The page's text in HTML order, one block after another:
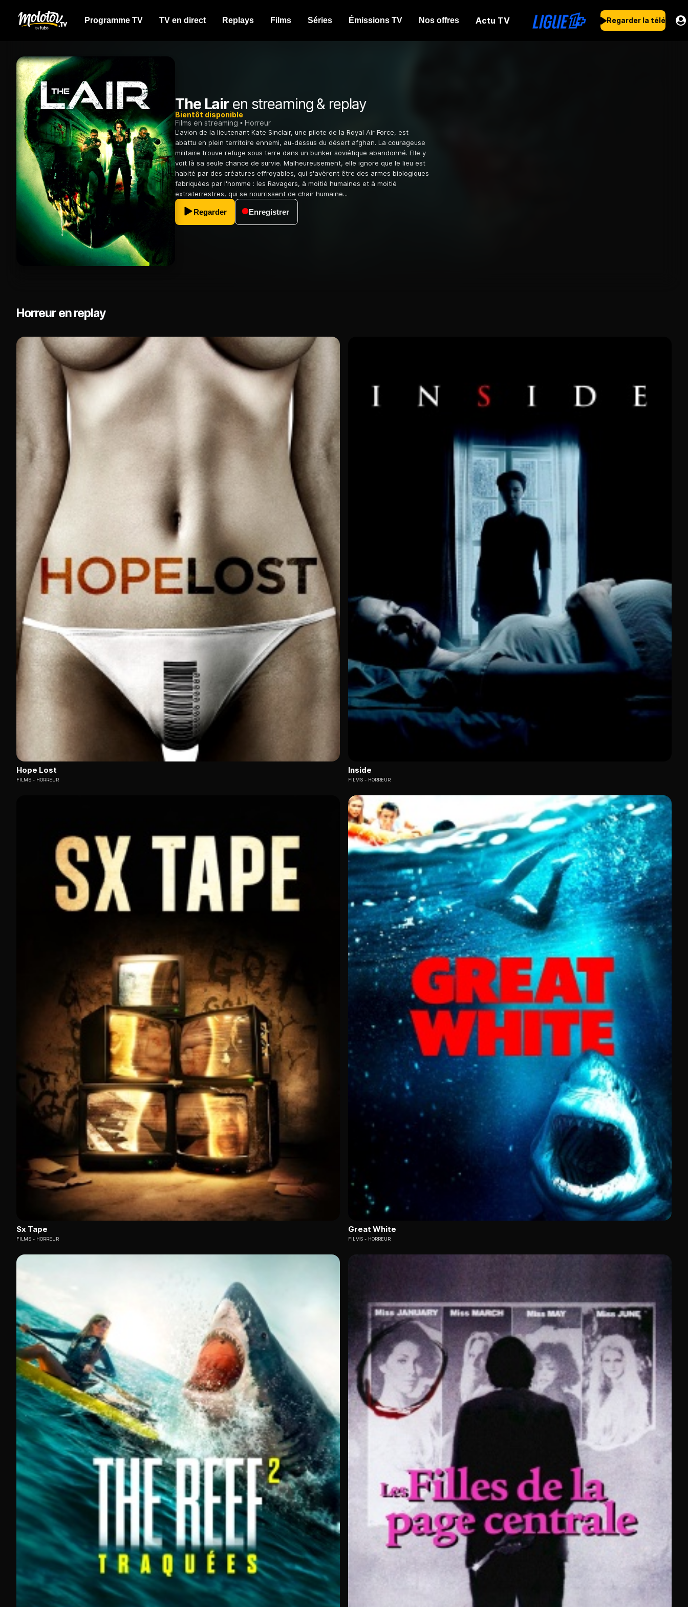
Programme TV TV en direct Replays Films Séries Émissions TV Nos offres Actu TV Regarder la télé
The Lairen streaming & replay
Bientôt disponible
Films en streaming
Horreur
L'avion de la lieutenant Kate Sinclair, une pilote de la Royal Air Force, est
abattu en plein territoire ennemi, au-dessus du désert afghan. La courageuse
militaire trouve refuge sous terre dans un bunker soviétique abandonné. Elle y
voit là sa seule chance de survie. Malheureusement, elle ignore que le lieu est
habité par des créatures effroyables, qui s'avèrent être des armes biologiques
fabriquées par l'homme : les Ravagers, à moitié humaines et à moitié
extraterrestres, qui se nourrissent de chair humaine...
Regarder Enregistrer
Horreur en replay
Hope Lost
FILMS HORREUR
Inside
FILMS HORREUR
Sx Tape
FILMS HORREUR
Great White
FILMS HORREUR